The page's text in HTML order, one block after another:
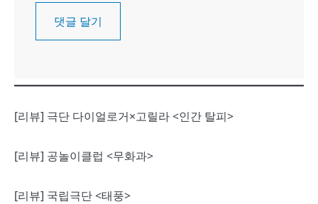
[리뷰] 극단 다이얼로거×고릴라 <인간 탈피>
[리뷰] 공놀이클럽 <무화과>
[리뷰] 국립극단 <태풍>